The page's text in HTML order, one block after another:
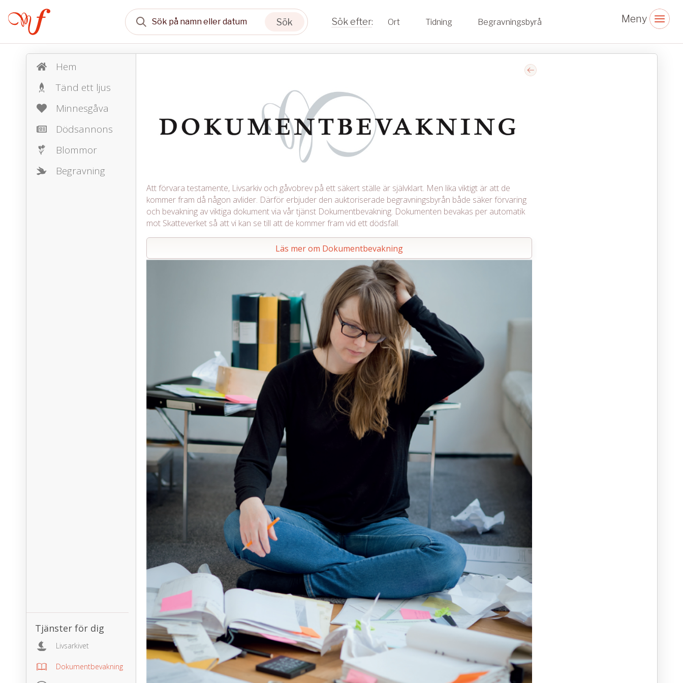
Sök Ort Tidning Begravningsbyrå
Hem
Tänd ett ljus
Minnesgåva
Dödsannons
Blommor
Begravning
Tjänster för dig
Livsarkivet
Dokumentbevakning
Att förvara testamente, Livsarkiv och gåvobrev på ett säkert ställe är självklart. Men lika viktigt är att de
kommer fram då någon avlider. Därför erbjuder den auktoriserade begravningsbyrån både säker förvaring
och bevakning av viktiga dokument via vår tjänst Dokumentbevakning. Dokumenten bevakas per automatik
mot Skatteverket så att vi kan se till att de kommer fram vid ett dödsfall.
Läs mer om Dokumentbevakning